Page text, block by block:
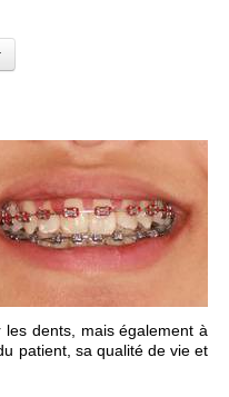
dents, mais également à
patient, sa qualité de vie et